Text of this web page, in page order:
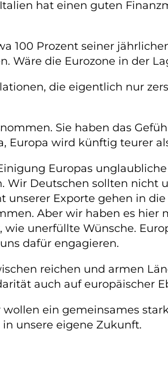
hat einen guten
100 Prozent seiner
Wäre die Eurozone in der
die eigentlich nur
Sie haben das
Europa wird künftig teurer
Europas
Wir Deutschen sollten nicht
Exporte gehen in
Aber wir haben es hier
unerfüllte Wünsche.
dafür engagieren.
reichen und armen
auch auf europäischer
ein gemeinsames
unsere eigene Zukunft.